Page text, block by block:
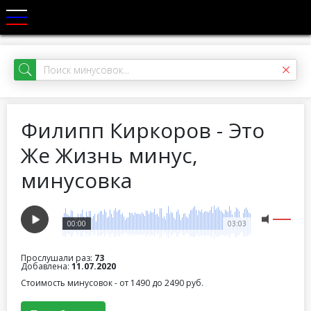
Филипп Киркоров - Это
Же Жизнь минус,
минусовка
03:03
00:00
Прослушали раз: 73
Добавлена: 11.07.2020
Стоимость минусовок - от 1490 до 2490 руб.